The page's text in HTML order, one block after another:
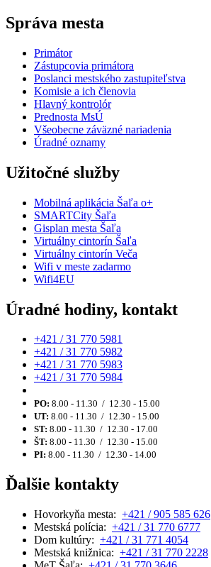
Správa mesta
Primátor
Zástupcovia primátora
Poslanci mestského zastupiteľstva
Komisie a ich členovia
Hlavný kontrolór
Prednosta MsÚ
Všeobecne záväzné nariadenia
Úradné oznamy
Užitočné služby
Mobilná aplikácia Šaľa o+
SMARTCity Šaľa
Gisplan mesta Šaľa
Virtuálny cintorín Šaľa
Virtuálny cintorín Veča
Wifi v meste zadarmo
Wifi4EU
Úradné hodiny, kontakt
+421 / 31 770 5981
+421 / 31 770 5982
+421 / 31 770 5983
+421 / 31 770 5984
PO: 8.00 - 11.30 / 12.30 - 15.00
UT: 8.00 - 11.30 / 12.30 - 15.00
ST: 8.00 - 11.30 / 12.30 - 17.00
ŠT: 8.00 - 11.30 / 12.30 - 15.00
PI: 8.00 - 11.30 / 12.30 - 14.00
Ďalšie kontakty
Hovorkyňa mesta: +421 / 905 585 626
Mestská polícia: +421 / 31 770 6777
Dom kultúry: +421 / 31 771 4054
Mestská knižnica: +421 / 31 770 2228